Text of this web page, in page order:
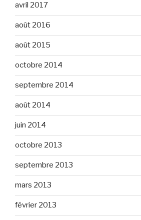
avril 2017
août 2016
août 2015
octobre 2014
septembre 2014
août 2014
juin 2014
octobre 2013
septembre 2013
mars 2013
février 2013